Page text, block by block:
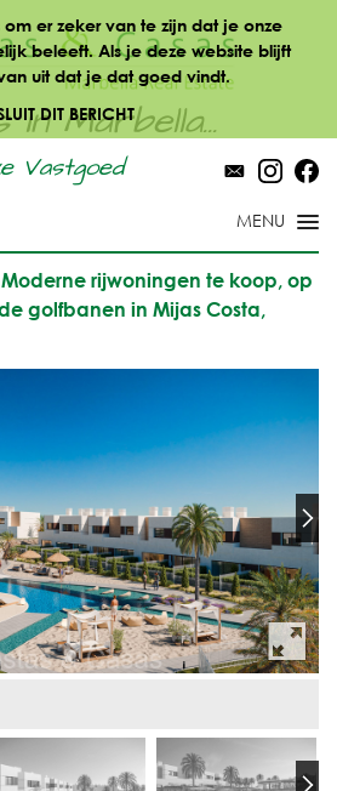
er zeker van te zijn dat je onze
beleeft. Als je deze website blijft
uit dat je dat goed vindt.
DIT BERICHT
in Marbella...
Vastgoed
rijwoningen te koop, op
golfbanen in Mijas Costa,